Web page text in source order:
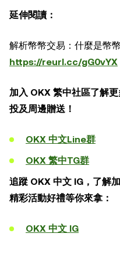
延伸閱讀：
解析幣幣交易：什麼是幣
https://reurl.cc/gG0vYX
加入 OKX 繁中社區了解
投及周邊贈送！
OKX 中文Line群
OKX 繁中TG群
追蹤 OKX 中文 IG，了解
精彩活動好禮等你來拿：
OKX 中文 IG